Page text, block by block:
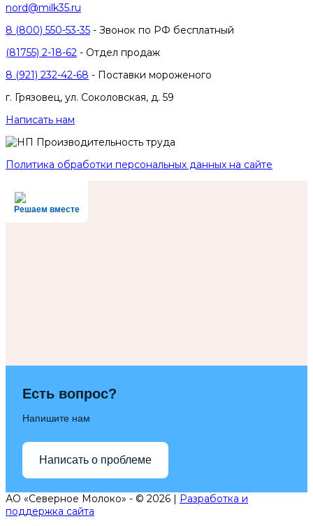
nord@milk35.ru
8 (800) 550-53-35 - Звонок по РФ бесплатный
(81755) 2-18-62 - Отдел продаж
8 (921) 232-42-68 - Поставки мороженого
г. Грязовец, ул. Соколовская, д. 59
Написать нам
Политика обработки персональных данных на сайте
Решаем вместе
Есть вопрос?
Напишите нам
Написать о проблеме
АО «Северное Молоко» - © 2026 | Разработка и
поддержка сайта